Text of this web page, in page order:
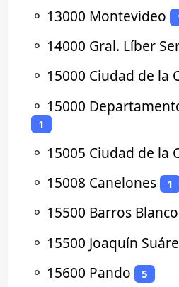
⚬ 13000 Montevideo
⚬ 14000 Gral. Líber
⚬ 15000 Ciudad de la
⚬ 15000
1
⚬ 15005 Ciudad de la
⚬ 15008 Canelones 1
⚬ 15500 Barros
⚬ 15500 Joaquín
⚬ 15600 Pando 5